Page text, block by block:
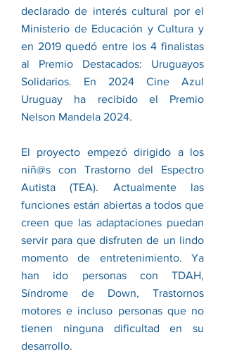
declarado de interés cultural por el
Ministerio de Educación y Cultura y
en 2019 quedó entre los 4 finalistas
al Premio Destacados: Uruguayos
Solidarios. En 2024 Cine Azul
Uruguay ha recibido el Premio
Nelson Mandela 2024.
El proyecto empezó dirigido a los
niñ@s con Trastorno del Espectro
Autista (TEA). Actualmente las
funciones están abiertas a todos que
creen que las adaptaciones puedan
servir para que disfruten de un lindo
momento de entretenimiento. Ya
han ido personas con TDAH,
Síndrome de Down, Trastornos
motores e incluso personas que no
tienen ninguna dificultad en su
desarrollo.